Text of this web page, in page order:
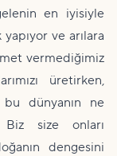
en iyisiyle
yapıyor ve arılara
vermediğimiz
üretirken,
bu dünyanın ne
size onları
dengesini